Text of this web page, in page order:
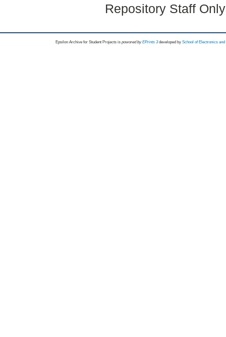
Repository Staff
Epsilon Archive for Student Projects is powored byEPrints 3 developed by School of Electronics